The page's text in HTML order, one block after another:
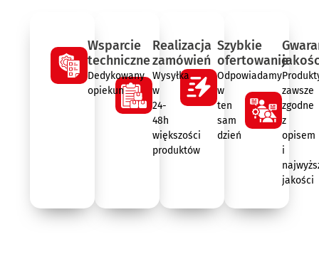
Wsparcie
techniczne
Dedykowany
opiekun
Realizacja
zamówień
Wysyłka
w
24-
48h
większości
produktów
Szybkie
ofertowanie
Odpowiadamy
w
ten
sam
dzień
zawsze
zgodne
z
opisem
i
jakości